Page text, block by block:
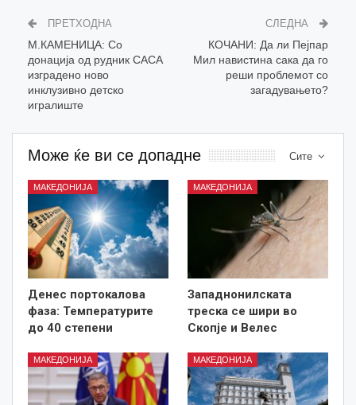
ПРЕТХОДНА
М.КАМЕНИЦА: Со
донација од рудник САСА
изградено ново
инклузивно детско
игралиште
СЛЕДНА
КОЧАНИ: Да ли Пејпар
Мил навистина сака да го
реши проблемот со
загадувањето?
Сите
Може ќе ви се допадне
МАКЕДОНИЈА
Денес портокалова
фаза: Температурите
до 40 степени
МАКЕДОНИЈА
Западнонилската
треска се шири во
Скопје и Велес
МАКЕДОНИЈА МАКЕДОНИЈА